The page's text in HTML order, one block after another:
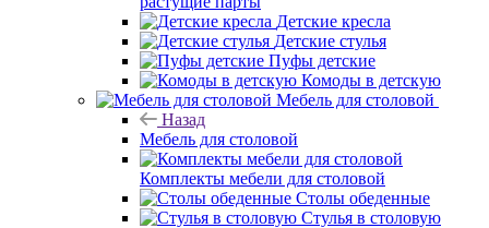
Детские кресла
Детские стулья
Пуфы детские
Комоды в детскую
Мебель для столовой
Назад
Мебель для столовой
Комплекты мебели для столовой
Столы обеденные
Стулья в столовую